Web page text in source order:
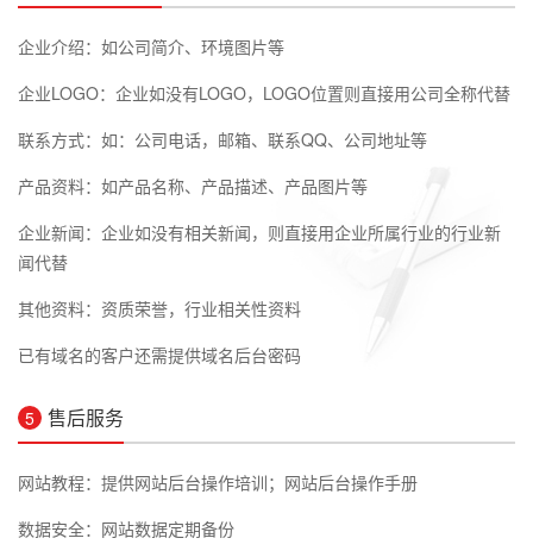
企业介绍：如公司简介、环境图片等
企业LOGO：企业如没有LOGO，LOGO位置则直接用公司全称代替
联系方式：如：公司电话，邮箱、联系QQ、公司地址等
产品资料：如产品名称、产品描述、产品图片等
企业新闻：企业如没有相关新闻，则直接用企业所属行业的行业新
闻代替
其他资料：资质荣誉，行业相关性资料
已有域名的客户还需提供域名后台密码
5 售后服务
网站教程：提供网站后台操作培训；网站后台操作手册
数据安全：网站数据定期备份